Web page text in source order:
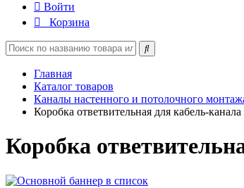
Войти
Корзина
Главная
Каталог товаров
Каналы настенного и потолочного
Коробка ответвительная для кабель-канала
Коробка